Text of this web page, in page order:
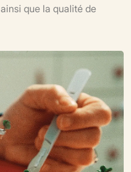
ainsi que la qualité de